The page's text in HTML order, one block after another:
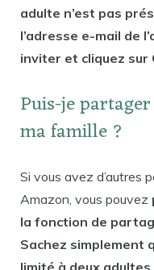
adulte n’est pas
l’adresse e-mail de
inviter et cliquez sur
Puis-je
ma famille ?
Si vous avez d’autres
Amazon, vous pouvez
la fonction de
Sachez simplement
limité à deux